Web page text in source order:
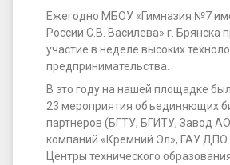
Ежегодно МБОУ «Гимназия №7
России С.В. Василева» г. Брянска
участие в неделе высоких
предпринимательства.
В это году на нашей площадке
23 мероприятия объединяющих
партнеров (БГТУ, БГИТУ, Завод АО
компаний «Кремний Эл», ГАУ
Центры технического